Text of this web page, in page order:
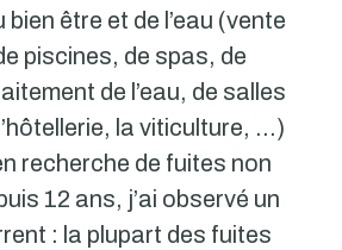
bien être et de l’eau (vente
piscines, de spas, de
de l’eau, de salles
la viticulture, …)
recherche de fuites non
12 ans, j’ai observé un
: la plupart des fuites